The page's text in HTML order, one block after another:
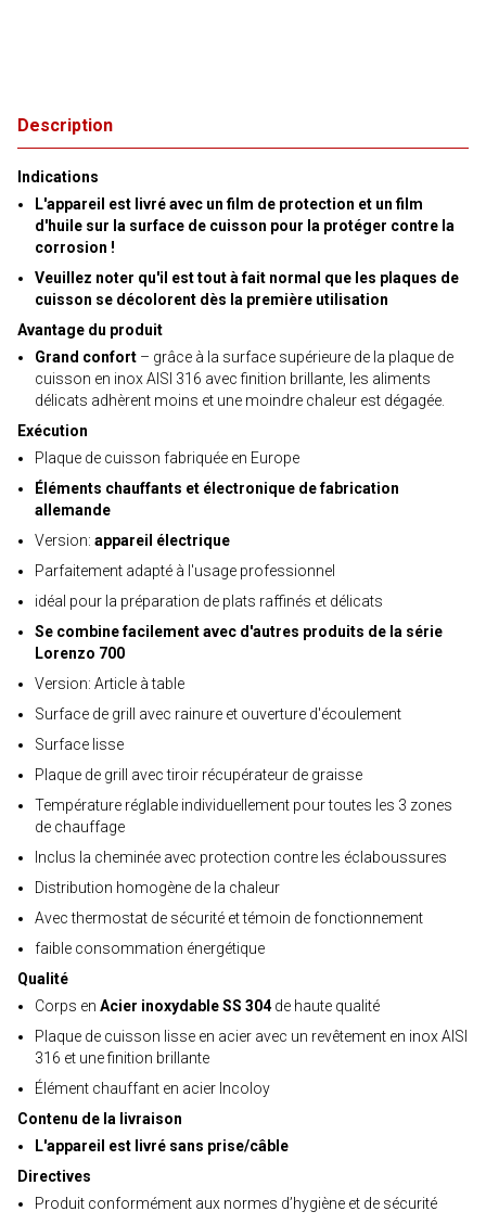
Description
Indications
L'appareil est livré avec un film de protection et un film
d'huile sur la surface de cuisson pour la protéger contre la
corrosion !
Veuillez noter qu'il est tout à fait normal que les plaques de
cuisson se décolorent dès la première utilisation
Avantage du produit
Grand confort – grâce à la surface supérieure de la plaque de
cuisson en inox AISI 316 avec finition brillante, les aliments
délicats adhèrent moins et une moindre chaleur est dégagée.
Exécution
Plaque de cuisson fabriquée en Europe
Éléments chauffants et électronique de fabrication
allemande
Version: appareil électrique
Parfaitement adapté à l'usage professionnel
idéal pour la préparation de plats raffinés et délicats
Se combine facilement avec d'autres produits de la série
Lorenzo 700
Version: Article à table
Surface de grill avec rainure et ouverture d'écoulement
Surface lisse
Plaque de grill avec tiroir récupérateur de graisse
Température réglable individuellement pour toutes les 3 zones
de chauffage
Inclus la cheminée avec protection contre les éclaboussures
Distribution homogène de la chaleur
Avec thermostat de sécurité et témoin de fonctionnement
faible consommation énergétique
Qualité
Corps en Acier inoxydable SS 304de haute qualité
Plaque de cuisson lisse en acier avec un revêtement en inox AISI
316 et une finition brillante
Élément chauffant en acier Incoloy
Contenu de la livraison
L'appareil est livré sans prise/câble
Directives
Produit conformément aux normes d’hygiène et de sécurité